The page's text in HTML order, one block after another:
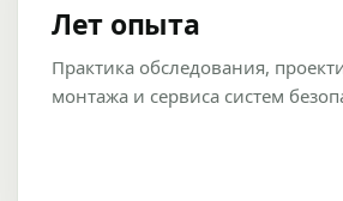
Лет опыта
Практика обследования,
монтажа и сервиса систем